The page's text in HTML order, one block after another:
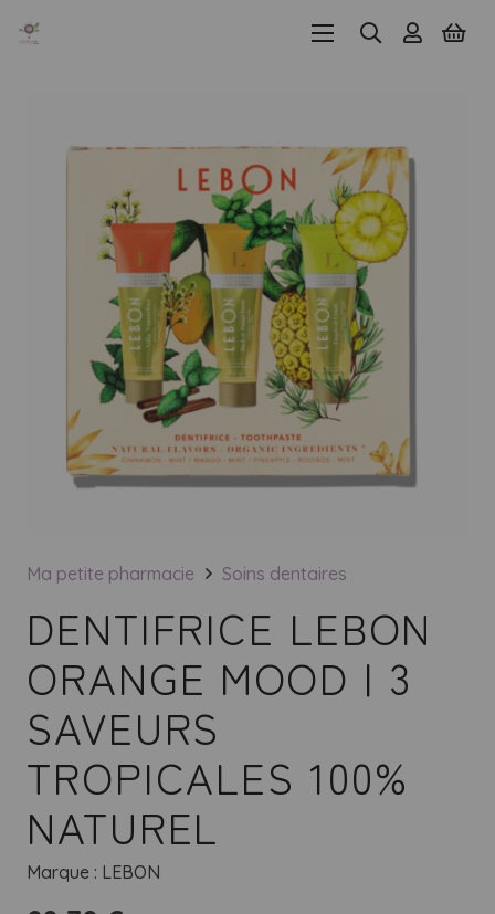
Ma petite pharmacie Soins dentaires
DENTIFRICE LEBON
ORANGE MOOD | 3
SAVEURS
TROPICALES 100%
NATUREL
Marque : LEBON